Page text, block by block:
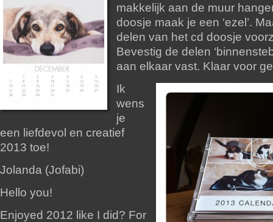
makkelijk aan de muur
doosje maak je een ‘ezel’.
delen van het cd doosje
Bevestig de delen
aan elkaar vast. Klaar voor
Ik
wens
je
een liefdevol en creatief
2013 toe!
Jolanda (Jofabi)
Hello you!
Enjoyed 2012 like I did? For